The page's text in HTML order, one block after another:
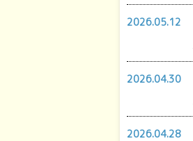
2026.05.12
2026.04.30
2026.04.28